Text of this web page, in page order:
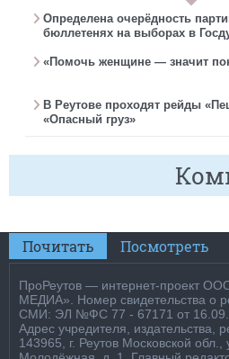
Определена очерёдность
бюллетенях на выборах в
«Помочь женщине — значит
В Реутове проходят рейды
«Опасный груз»
Почитать Посмотреть
ПроРеутов — интернет-проект
МЕДИА». Номер свидетельства о
СМИ: ЭЛ №ФС 77 - 67171 от
Адрес учредителя, издательства,
143965, г. Реутов Московской обл.,